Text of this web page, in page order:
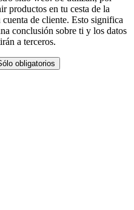
productos en tu cesta de la
de cliente. Esto significa
conclusión sobre ti y los datos
a terceros.
obligatorios